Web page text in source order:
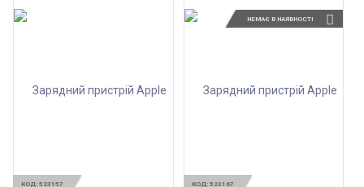
КОД: 523157
НЕМАЄ В НАЯВНОСТІ
КОД: 523167